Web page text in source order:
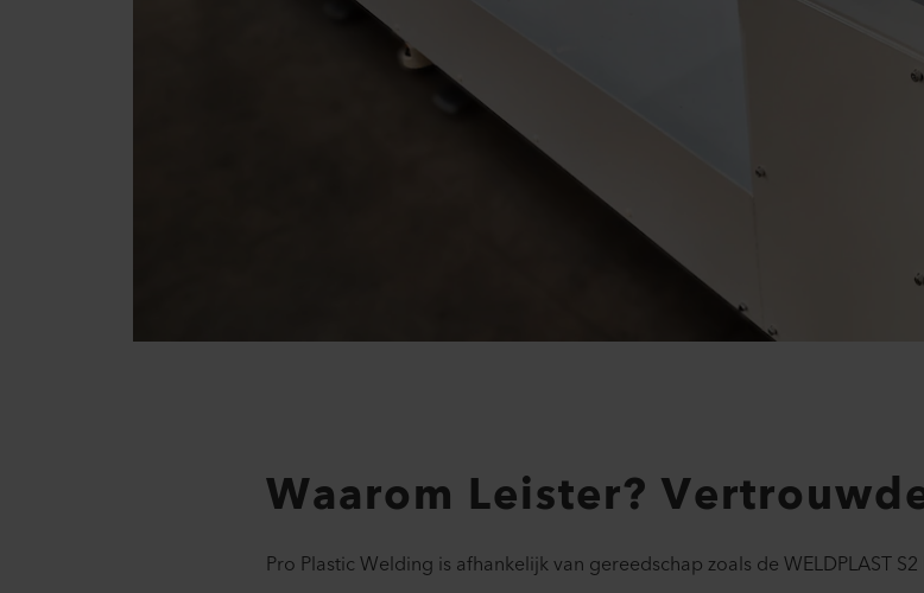
Waarom Leister?
Pro Plastic Welding is afhankelijk van gereedschap zoals de WELDPLAST